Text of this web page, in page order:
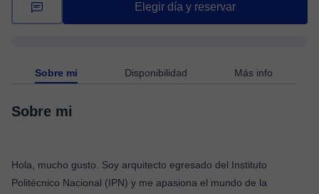
Elegir día y reservar
Sobre mi Disponibilidad Más info
Sobre mi
Hola, mucho gusto. Soy arquitecto egresado del Instituto
Politécnico Nacional (IPN) y me apasiona el mundo de la